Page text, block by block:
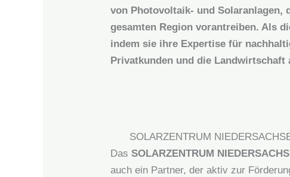
von Photovoltaik- und Solaranlagen,
gesamten Region vorantreiben. Als
indem sie ihre Expertise für
Privatkunden und die Landwirtschaft
SOLARZENTRUM
DasSOLARZENTRUM
auch ein Partner, der aktiv zur